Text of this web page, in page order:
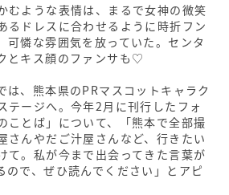
むような表情は、まるで女神の微笑
るドレスに合わせるように時折フン
可憐な雰囲気を放っていた。センタ
とキス顔のファンサも♡
は、熊本県のPRマスコットキャラク
テージへ。今年2月に刊行したフォ
ことば」について、「熊本で全部撮
さんやだご汁屋さんなど、行きたい
て。私が今まで出会ってきた言葉が
ので、ぜひ読んでください」とアピ